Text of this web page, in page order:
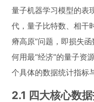
量子机器学习模型的表
代，量子比特数、相干
瘠高原”问题，即损失
何用最“经济”的量子资
个具体的数据统计指标
2.1 四大核心数